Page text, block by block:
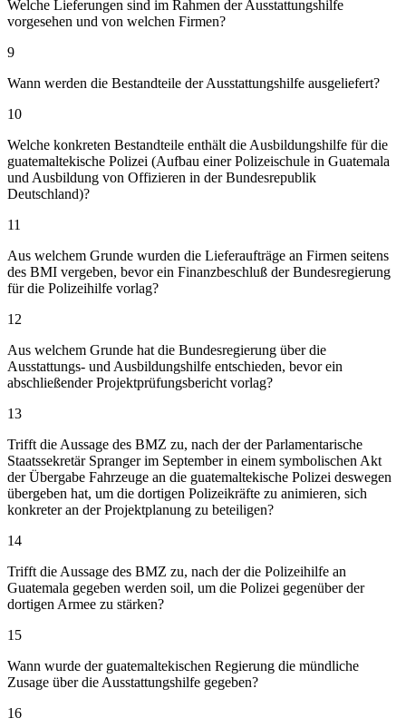
Welche Lieferungen sind im Rahmen der Ausstattungshilfe
vorgesehen und von welchen Firmen?
9
Wann werden die Bestandteile der Ausstattungshilfe ausgeliefert?
10
Welche konkreten Bestandteile enthält die Ausbildungshilfe für die
guatemaltekische Polizei (Aufbau einer Polizeischule in Guatemala
und Ausbildung von Offizieren in der Bundesrepublik
Deutschland)?
11
Aus welchem Grunde wurden die Lieferaufträge an Firmen seitens
des BMI vergeben, bevor ein Finanzbeschluß der Bundesregierung
für die Polizeihilfe vorlag?
12
Aus welchem Grunde hat die Bundesregierung über die
Ausstattungs- und Ausbildungshilfe entschieden, bevor ein
abschließender Projektprüfungsbericht vorlag?
13
Trifft die Aussage des BMZ zu, nach der der Parlamentarische
Staatssekretär Spranger im September in einem symbolischen Akt
der Übergabe Fahrzeuge an die guatemaltekische Polizei deswegen
übergeben hat, um die dortigen Polizeikräfte zu animieren, sich
konkreter an der Projektplanung zu beteiligen?
14
Trifft die Aussage des BMZ zu, nach der die Polizeihilfe an
Guatemala gegeben werden soil, um die Polizei gegenüber der
dortigen Armee zu stärken?
15
Wann wurde der guatemaltekischen Regierung die mündliche
Zusage über die Ausstattungshilfe gegeben?
16